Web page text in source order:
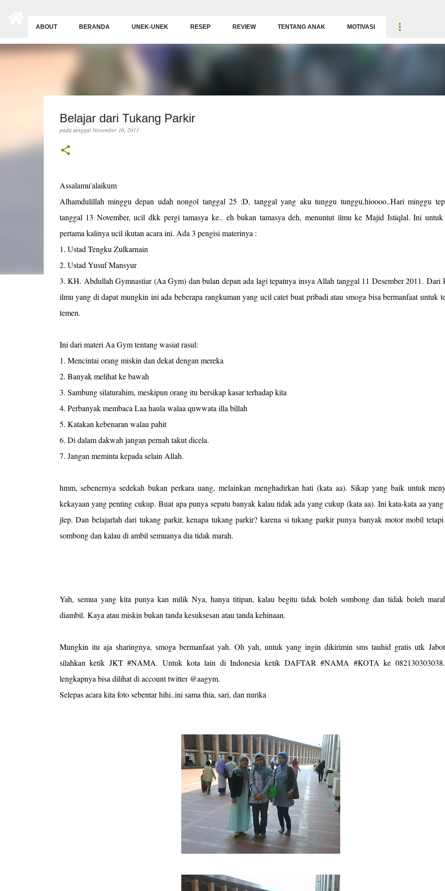
ABOUT BERANDA UNEK-UNEK RESEP REVIEW TENTANG ANAK MOTIVASI
Belajar dari Tukang Parkir
pada tanggalNovember 16, 2011
Assalamu'alaikum
Alhamdulillah minggu depan udah nongol tanggal 25 :D, tanggal yang aku tunggu tunggu,hioooo..Hari minggu
tanggal 13 November, ucil dkk pergi tamasya ke.. eh bukan tamasya deh, menuntut ilmu ke Majid Istiqlal. Ini
pertama kalinya ucil ikutan acara ini. Ada 3 pengisi materinya :
1. Ustad Tengku Zulkarnain
2. Ustad Yusuf Mansyur
3. KH. Abdullah Gymnastiar (Aa Gym) dan bulan depan ada lagi tepatnya insya Allah tanggal 11 Desember 2011. Dari
ilmu yang di dapat mungkin ini ada beberapa rangkuman yang ucil catet buat pribadi atau smoga bisa bermanfaat untuk
temen.
Ini dari materi Aa Gym tentang wasiat rasul:
1. Mencintai orang miskin dan dekat dengan mereka
2. Banyak melihat ke bawah
3. Sambung silaturahim, meskipun orang itu bersikap kasar terhadap kita
4. Perbanyak membaca Laa haula walaa quwwata illa billah
5. Katakan kebenaran walau pahit
6. Di dalam dakwah jangan pernah takut dicela.
7. Jangan meminta kepada selain Allah.
hmm, sebenernya sedekah bukan perkara uang, melainkan menghadirkan hati (kata aa). Sikap yang baik untuk
kekayaan yang penting cukup. Buat apa punya sepatu banyak kalau tidak ada yang cukup (kata aa). Ini kata-kata aa
jlep. Dan belajarlah dari tukang parkir, kenapa tukang parkir? karena si tukang parkir punya banyak motor mobil
sombong dan kalau di ambil semuanya dia tidak marah.
Yah, semua yang kita punya kan milik Nya, hanya titipan, kalau begitu tidak boleh sombong dan tidak boleh
diambil. Kaya atau miskin bukan tanda kesuksesan atau tanda kehinaan.
Mungkin itu aja sharingnya, smoga bermanfaat yah. Oh yah, untuk yang ingin dikirimin sms tauhid gratis utk
silahkan ketik JKT #NAMA. Untuk kota lain di Indonesia ketik DAFTAR #NAMA #KOTA ke
lengkapnya bisa dilihat di account twitter @aagym.
Selepas acara kita foto sebentar hihi..ini sama thia, sari, dan nurika